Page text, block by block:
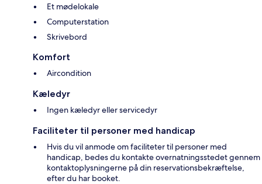
Et mødelokale
Computerstation
Skrivebord
Komfort
Aircondition
Kæledyr
Ingen kæledyr eller servicedyr
Faciliteter til personer med handicap
Hvis du vil anmode om faciliteter til personer med
handicap, bedes du kontakte overnatningsstedet gennem
kontaktoplysningerne på din reservationsbekræftelse,
efter du har booket.